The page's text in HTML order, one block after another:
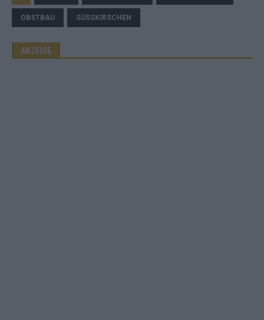
OBSTBAU SÜSSKIRSCHEN
ANZEIGE